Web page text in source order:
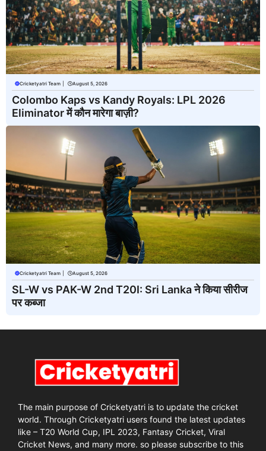
Cricketyatri Team August 5, 2026
Colombo Kaps vs Kandy Royals: LPL 2026
Eliminator में कौन मारेगा बाज़ी?
Cricketyatri Team August 5, 2026
SL-W vs PAK-W 2nd T20I: Sri Lanka ने किया सीरीज
पर कब्जा
The main purpose of Cricketyatri is to update the cricket
world. Through Cricketyatri users found the latest updates
like – T20 World Cup, IPL 2023, Fantasy Cricket, Viral
Cricket News, and many more. so please subscribe to this